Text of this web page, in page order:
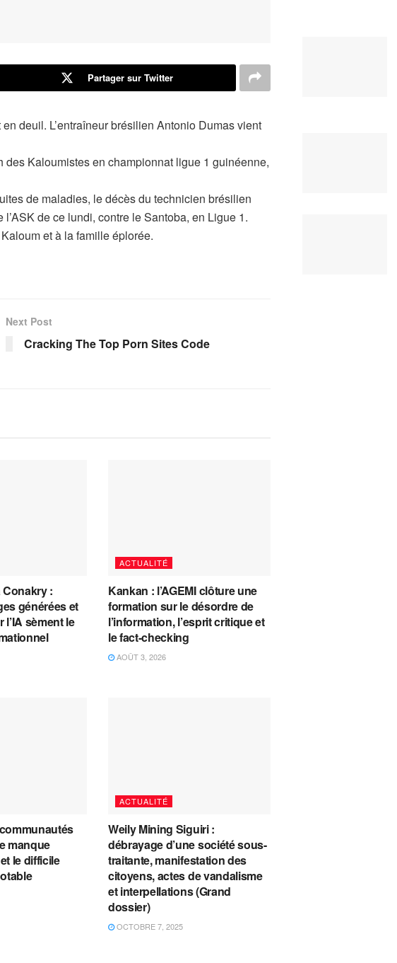
Partager sur Twitter
deuil. L’entraîneur brésilien Antonio Dumas vient
Kaloumistes en championnat ligue 1 guinéenne,
de maladies, le décès du technicien brésilien
de ce lundi, contre le Santoba, en Ligue 1.
et à la famille éplorée.
Next Post
Cracking The Top Porn Sites Code
:
générées et
sèment le
ACTUALITÉ
Kankan : l’AGEMI clôture une
formation sur le désordre de
l’information, l’esprit critique et
le fact-checking
AOÛT 3, 2026
manque
le difficile
ACTUALITÉ
Weily Mining Siguiri :
débrayage d’une société sous-
traitante, manifestation des
citoyens, actes de vandalisme
et interpellations (Grand
dossier)
OCTOBRE 7, 2025